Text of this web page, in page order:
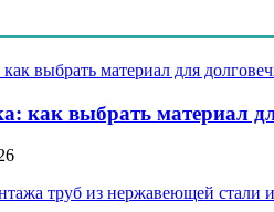
как выбрать материал